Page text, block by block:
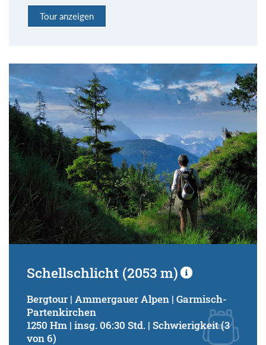
Tour anzeigen
Schellschlicht (2053 m)
Bergtour | Ammergauer Alpen | Garmisch-
Partenkirchen
1250 Hm | insg. 06:30 Std. | Schwierigkeit (3
von 6)